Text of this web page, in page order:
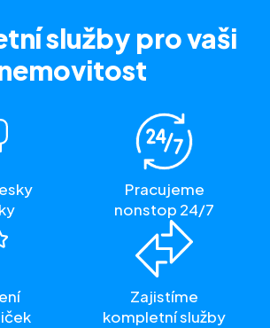
služby pro vaši
Pracujeme
nonstop 24/7
Zajistíme
kompletní služby